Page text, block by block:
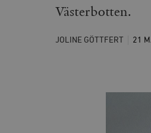
Västerbotten.
JOLINE GÖTTFERT 21